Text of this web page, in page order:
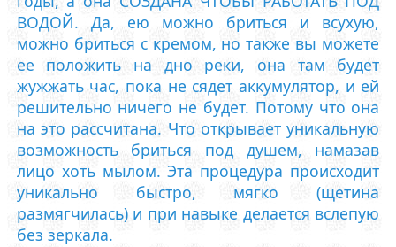
ВОДОЙ. Да, ею можно бриться и всухую,
можно бриться с кремом, но также вы можете
ее положить на дно реки, она там будет
жужжать час, пока не сядет аккумулятор, и ей
решительно ничего не будет. Потому что она
на это рассчитана. Что открывает уникальную
возможность бриться под душем, намазав
лицо хоть мылом. Эта процедура происходит
уникально быстро, мягко (щетина
размягчилась) и при навыке делается вслепую
без зеркала.